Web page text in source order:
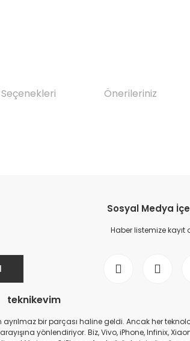
Önerileriniz
Sosyal Medya
Haber listemize
teknikevim
ayrılmaz bir parçası haline geldi. Ancak her
yönlendiriyor. Biz, Vivo, iPhone, Infinix,